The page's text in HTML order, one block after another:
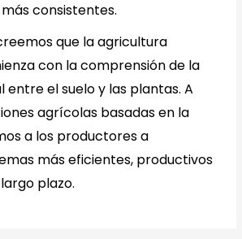
consistentes.
que la agricultura
con la comprensión de la
entre el suelo y las plantas. A
agrícolas basadas en la
a los productores a
más eficientes, productivos
plazo.